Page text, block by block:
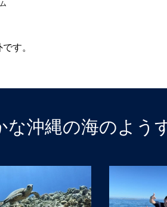
す。
な沖縄の海のよう